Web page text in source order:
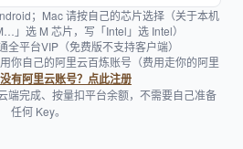
；Mac 请按自己的芯片选择（关于本机
」选 M 芯片，写「Intel」选 Intel）
全平台VIP（免费版不支持客户端）
你自己的阿里云百炼账号（费用走你的阿里
没有阿里云账号？点此注册
端完成、按量扣平台余额，不需要自己准备
任何 Key。